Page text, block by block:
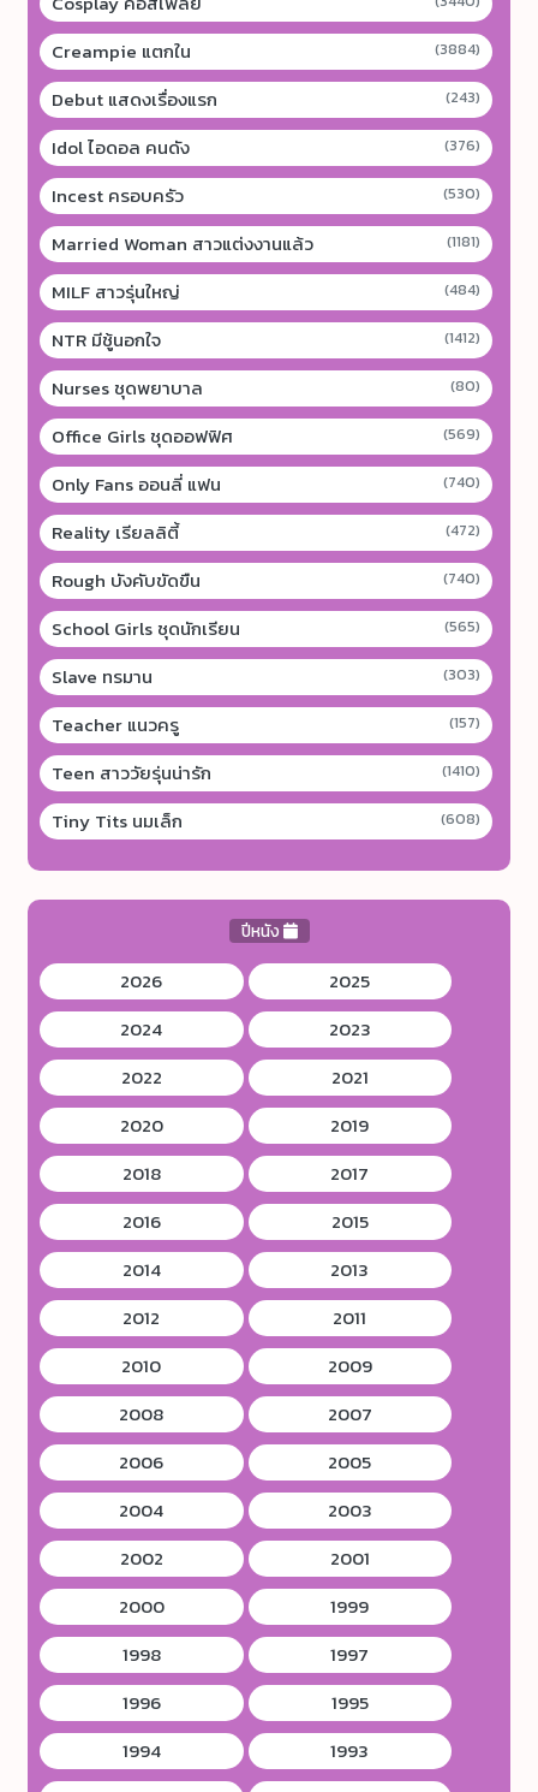
Creampie แตกใน (3884)
Debut แสดงเรื่องแรก (243)
Idol ไอดอล คนดัง (376)
Incest ครอบครัว (530)
Married Woman สาวแต่งงานแล้ว (1181)
MILF สาวรุ่นใหญ่ (484)
NTR มีชู้นอกใจ (1412)
Nurses ชุดพยาบาล (80)
Office Girls ชุดออฟฟิศ (569)
Only Fans ออนลี่ แฟน (740)
Reality เรียลลิตี้ (472)
Rough บังคับขัดขืน (740)
School Girls ชุดนักเรียน (565)
Slave ทรมาน (303)
Teacher แนวครู (157)
Teen สาววัยรุ่นน่ารัก (1410)
Tiny Tits นมเล็ก (608)
ปีหนัง
2026
2025
2024
2023
2022
2021
2020
2019
2018
2017
2016
2015
2014
2013
2012
2011
2010
2009
2008
2007
2006
2005
2004
2003
2002
2001
2000
1999
1998
1997
1996
1995
1994
1993